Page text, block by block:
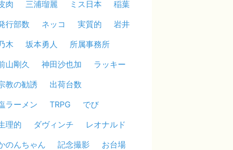
肉
三浦瑠麗 ミス日本
稲葉
行部数
ネッコ 実質的
岩井
木
坂本勇人
所属事務所
山剛久
神田沙也加
ラッキー
教の勧誘
出荷台数
ラーメン
TRPG
でび
理的
ダヴィンチ
レオナルド
のんちゃん
記念撮影
お台場